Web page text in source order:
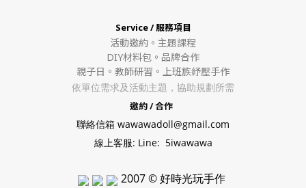
Service / 服務項目
活動邀約。 主題課程
DIY材料包。 品牌合作
親子日。教師研習。上班族紓壓手作
依單位需求及活動主題，協助規劃所需
邀約 / 合作
聯絡信箱 wawawadoll@gmail.com
線上客服: Line: 5iwawawa
2007 © 好時光玩手作